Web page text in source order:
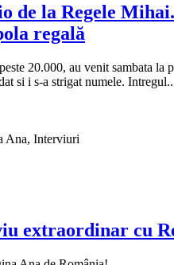
de la Regele
regală
20.000, au venit sambata
si i s-a strigat numele.
Ana, Interviuri
extraordinar cu